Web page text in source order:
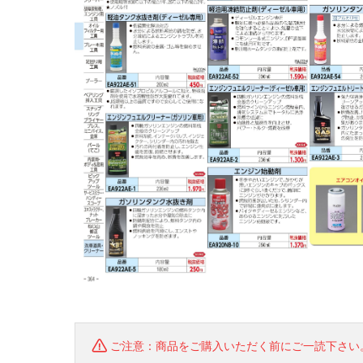
ご注意：商品をご購入いただく前にご一読下さい